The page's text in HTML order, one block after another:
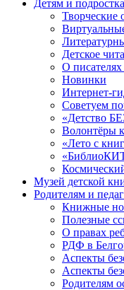
Детям и
Творческие
Детское
О писателях
Новинки
Интернет-
Советуем
«Детство
Волонтёры
«Лето с
Музей детской
Родителям и
Книжные
Полезные
О правах
РДФ в
Аспекты
Аспекты
Родителям